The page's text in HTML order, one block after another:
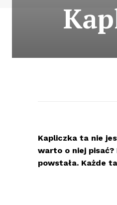
Kapliczka ta nie
warto o niej pisać?
powstała. Każde